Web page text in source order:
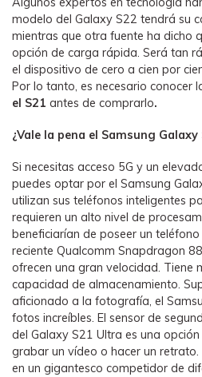
modelo del Galaxy S22 tendrá su
mientras que otra fuente ha dicho
opción de carga rápida. Será tan
el dispositivo de cero a cien por
Por lo tanto, es necesario conocer
el S21 antes de comprarlo.
¿Vale la pena el Samsung Galaxy
Si necesitas acceso 5G y un
puedes optar por el Samsung
utilizan sus teléfonos inteligentes
requieren un alto nivel de
beneficiarían de poseer un
reciente Qualcomm Snapdragon
ofrecen una gran velocidad. Tiene
capacidad de almacenamiento.
aficionado a la fotografía, el
fotos increíbles. El sensor de
del Galaxy S21 Ultra es una
grabar un vídeo o hacer un
en un gigantesco competidor de